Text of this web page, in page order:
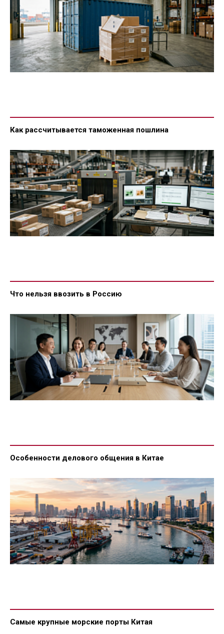
Как рассчитывается таможенная пошлина
Что нельзя ввозить в Россию
Особенности делового общения в Китае
Самые крупные морские порты Китая